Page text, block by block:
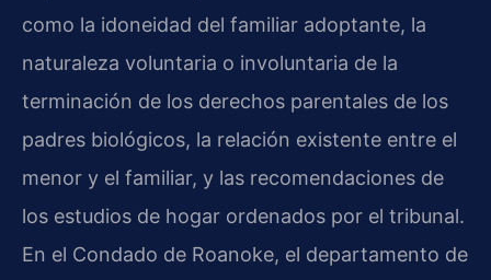
como la idoneidad del familiar adoptante, la
naturaleza voluntaria o involuntaria de la
terminación de los derechos parentales de los
padres biológicos, la relación existente entre el
menor y el familiar, y las recomendaciones de
los estudios de hogar ordenados por el tribunal.
En el Condado de Roanoke, el departamento de